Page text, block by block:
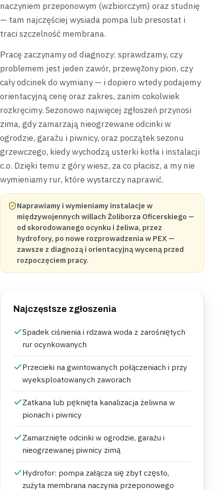
naczyniem przeponowym (wzbiorczym) oraz studnię
— tam najczęściej wysiada pompa lub presostat i
traci szczelność membrana.
Pracę zaczynamy od diagnozy: sprawdzamy, czy
problemem jest jeden zawór, przewężony pion, czy
cały odcinek do wymiany — i dopiero wtedy podajemy
orientacyjną cenę oraz zakres, zanim cokolwiek
rozkręcimy. Sezonowo najwięcej zgłoszeń przynosi
zima, gdy zamarzają nieogrzewane odcinki w
ogrodzie, garażu i piwnicy, oraz początek sezonu
grzewczego, kiedy wychodzą usterki kotła i instalacji
c.o. Dzięki temu z góry wiesz, za co płacisz, a my nie
wymieniamy rur, które wystarczy naprawić.
Naprawiamy i wymieniamy instalacje w
międzywojennych willach Żoliborza Oficerskiego —
od skorodowanego ocynku i żeliwa, przez
hydrofory, po nowe rozprowadzenia w PEX —
zawsze z diagnozą i orientacyjną wyceną przed
rozpoczęciem pracy.
Najczęstsze zgłoszenia
Spadek ciśnienia i rdzawa woda z zarośniętych
rur ocynkowanych
Przecieki na gwintowanych połączeniach i przy
wyeksploatowanych zaworach
Zatkana lub pęknięta kanalizacja żeliwna w
pionach i piwnicy
Zamarznięte odcinki w ogrodzie, garażu i
nieogrzewanej piwnicy zimą
Hydrofor: pompa załącza się zbyt często,
zużyta membrana naczynia przeponowego